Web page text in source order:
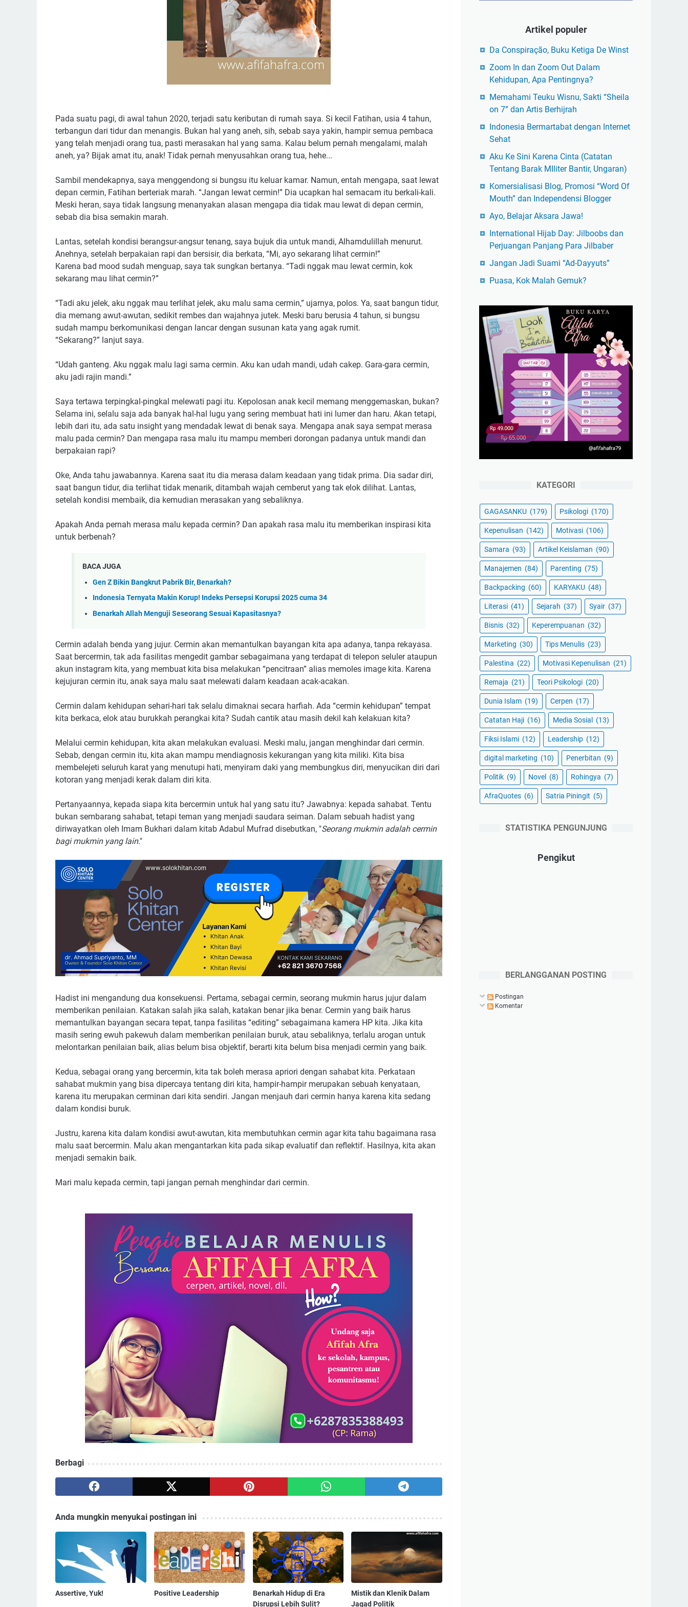
Pada suatu pagi, di awal tahun 2020, terjadi satu keributan di rumah saya. Si kecil Fatihan, usia 4 tahun,
terbangun dari tidur dan menangis. Bukan hal yang aneh, sih, sebab saya yakin, hampir semua pembaca
yang telah menjadi orang tua, pasti merasakan hal yang sama. Kalau belum pernah mengalami, malah
aneh, ya? Bijak amat itu, anak! Tidak pernah menyusahkan orang tua, hehe...
Sambil mendekapnya, saya menggendong si bungsu itu keluar kamar. Namun, entah mengapa, saat lewat
depan cermin, Fatihan berteriak marah. “Jangan lewat cermin!” Dia ucapkan hal semacam itu berkali-kali.
Meski heran, saya tidak langsung menanyakan alasan mengapa dia tidak mau lewat di depan cermin,
sebab dia bisa semakin marah.
Lantas, setelah kondisi berangsur-angsur tenang, saya bujuk dia untuk mandi, Alhamdulillah menurut.
Anehnya, setelah berpakaian rapi dan bersisir, dia berkata, “Mi, ayo sekarang lihat cermin!”
Karena bad mood sudah menguap, saya tak sungkan bertanya. “Tadi nggak mau lewat cermin, kok
sekarang mau lihat cermin?”
“Tadi aku jelek, aku nggak mau terlihat jelek, aku malu sama cermin,” ujarnya, polos. Ya, saat bangun tidur,
dia memang awut-awutan, sedikit rembes dan wajahnya jutek. Meski baru berusia 4 tahun, si bungsu
sudah mampu berkomunikasi dengan lancar dengan susunan kata yang agak rumit.
“Sekarang?” lanjut saya.
“Udah ganteng. Aku nggak malu lagi sama cermin. Aku kan udah mandi, udah cakep. Gara-gara cermin,
aku jadi rajin mandi.”
Saya tertawa terpingkal-pingkal melewati pagi itu. Kepolosan anak kecil memang menggemaskan, bukan?
Selama ini, selalu saja ada banyak hal-hal lugu yang sering membuat hati ini lumer dan haru. Akan tetapi,
lebih dari itu, ada satu insight yang mendadak lewat di benak saya. Mengapa anak saya sempat merasa
malu pada cermin? Dan mengapa rasa malu itu mampu memberi dorongan padanya untuk mandi dan
berpakaian rapi?
Oke, Anda tahu jawabannya. Karena saat itu dia merasa dalam keadaan yang tidak prima. Dia sadar diri,
saat bangun tidur, dia terlihat tidak menarik, ditambah wajah cemberut yang tak elok dilihat. Lantas,
setelah kondisi membaik, dia kemudian merasakan yang sebaliknya.
Apakah Anda pernah merasa malu kepada cermin? Dan apakah rasa malu itu memberikan inspirasi kita
untuk berbenah?
BACA JUGA
Gen Z Bikin Bangkrut Pabrik Bir, Benarkah?
Indonesia Ternyata Makin Korup! Indeks Persepsi Korupsi 2025 cuma 34
Benarkah Allah Menguji Seseorang Sesuai Kapasitasnya?
Cermin adalah benda yang jujur. Cermin akan memantulkan bayangan kita apa adanya, tanpa rekayasa.
Saat bercermin, tak ada fasilitas mengedit gambar sebagaimana yang terdapat di telepon seluler ataupun
akun instagram kita, yang membuat kita bisa melakukan “pencitraan” alias memoles image kita. Karena
kejujuran cermin itu, anak saya malu saat melewati dalam keadaan acak-acakan.
Cermin dalam kehidupan sehari-hari tak selalu dimaknai secara harfiah. Ada “cermin kehidupan” tempat
kita berkaca, elok atau burukkah perangkai kita? Sudah cantik atau masih dekil kah kelakuan kita?
Melalui cermin kehidupan, kita akan melakukan evaluasi. Meski malu, jangan menghindar dari cermin.
Sebab, dengan cermin itu, kita akan mampu mendiagnosis kekurangan yang kita miliki. Kita bisa
membelejeti seluruh karat yang menutupi hati, menyiram daki yang membungkus diri, menyucikan diri dari
kotoran yang menjadi kerak dalam diri kita.
Pertanyaannya, kepada siapa kita bercermin untuk hal yang satu itu? Jawabnya: kepada sahabat. Tentu
bukan sembarang sahabat, tetapi teman yang menjadi saudara seiman. Dalam sebuah hadist yang
diriwayatkan oleh Imam Bukhari dalam kitab Adabul Mufrad disebutkan, "Seorang mukmin adalah cermin
bagi mukmin yang lain."
Hadist ini mengandung dua konsekuensi. Pertama, sebagai cermin, seorang mukmin harus jujur dalam
memberikan penilaian. Katakan salah jika salah, katakan benar jika benar. Cermin yang baik harus
memantulkan bayangan secara tepat, tanpa fasilitas “editing” sebagaimana kamera HP kita. Jika kita
masih sering ewuh pakewuh dalam memberikan penilaian buruk, atau sebaliknya, terlalu arogan untuk
melontarkan penilaian baik, alias belum bisa objektif, berarti kita belum bisa menjadi cermin yang baik.
Kedua, sebagai orang yang bercermin, kita tak boleh merasa apriori dengan sahabat kita. Perkataan
sahabat mukmin yang bisa dipercaya tentang diri kita, hampir-hampir merupakan sebuah kenyataan,
karena itu merupakan cerminan dari kita sendiri. Jangan menjauh dari cermin hanya karena kita sedang
dalam kondisi buruk.
Justru, karena kita dalam kondisi awut-awutan, kita membutuhkan cermin agar kita tahu bagaimana rasa
malu saat bercermin. Malu akan mengantarkan kita pada sikap evaluatif dan reflektif. Hasilnya, kita akan
menjadi semakin baik.
Mari malu kepada cermin, tapi jangan pernah menghindar dari cermin.
Berbagi
Anda mungkin menyukai postingan ini
Assertive, Yuk! Positive Leadership
Benarkah Hidup di Era
Disrupsi Lebih Sulit?
Mistik dan Klenik Dalam
Jagad Politik
Artikel populer
Da Conspiração, Buku Ketiga De Winst
Zoom In dan Zoom Out Dalam
Kehidupan, Apa Pentingnya?
Memahami Teuku Wisnu, Sakti “Sheila
on 7” dan Artis Berhijrah
Indonesia Bermartabat dengan Internet
Sehat
Aku Ke Sini Karena Cinta (Catatan
Tentang Barak MIliter Bantir, Ungaran)
Komersialisasi Blog, Promosi “Word Of
Mouth” dan Independensi Blogger
Ayo, Belajar Aksara Jawa!
International Hijab Day: Jilboobs dan
Perjuangan Panjang Para Jilbaber
Jangan Jadi Suami “Ad-Dayyuts”
Puasa, Kok Malah Gemuk?
KATEGORI
GAGASANKU (179) Psikologi (170)
Kepenulisan (142) Motivasi (106)
Samara (93) Artikel Keislaman (90)
Manajemen (84) Parenting (75)
Backpacking (60) KARYAKU (48)
Literasi (41) Sejarah (37) Syair (37)
Bisnis (32) Keperempuanan (32)
Marketing (30) Tips Menulis (23)
Palestina (22) Motivasi Kepenulisan (21)
Remaja (21) Teori Psikologi (20)
Dunia Islam (19) Cerpen (17)
Catatan Haji (16) Media Sosial (13)
Fiksi Islami (12) Leadership (12)
digital marketing (10) Penerbitan (9)
Politik (9) Novel (8) Rohingya (7)
AfraQuotes (6) Satria Piningit (5)
STATISTIKA PENGUNJUNG
Pengikut
BERLANGGANAN POSTING
Postingan
Komentar